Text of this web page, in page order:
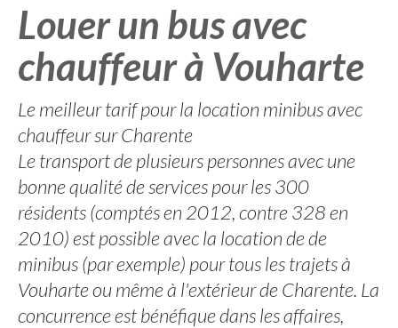
Louer un bus avec
chauffeur à Vouharte
Le meilleur tarif pour la location minibus avec
chauffeur sur Charente
Le transport de plusieurs personnes avec une
bonne qualité de services pour les 300
résidents (comptés en 2012, contre 328 en
2010) est possible avec la location de de
minibus (par exemple) pour tous les trajets à
Vouharte ou même à l'extérieur de Charente. La
concurrence est bénéfique dans les affaires,